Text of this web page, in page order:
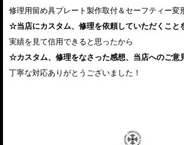
修理用留め具プレート製作取付＆セーフティー変
☆当店にカスタム、修理を依頼していただくこと
実績を見て信用できると思ったから
☆カスタム、修理をなさった感想、当店へのご意
丁寧な対応ありがとうございました！